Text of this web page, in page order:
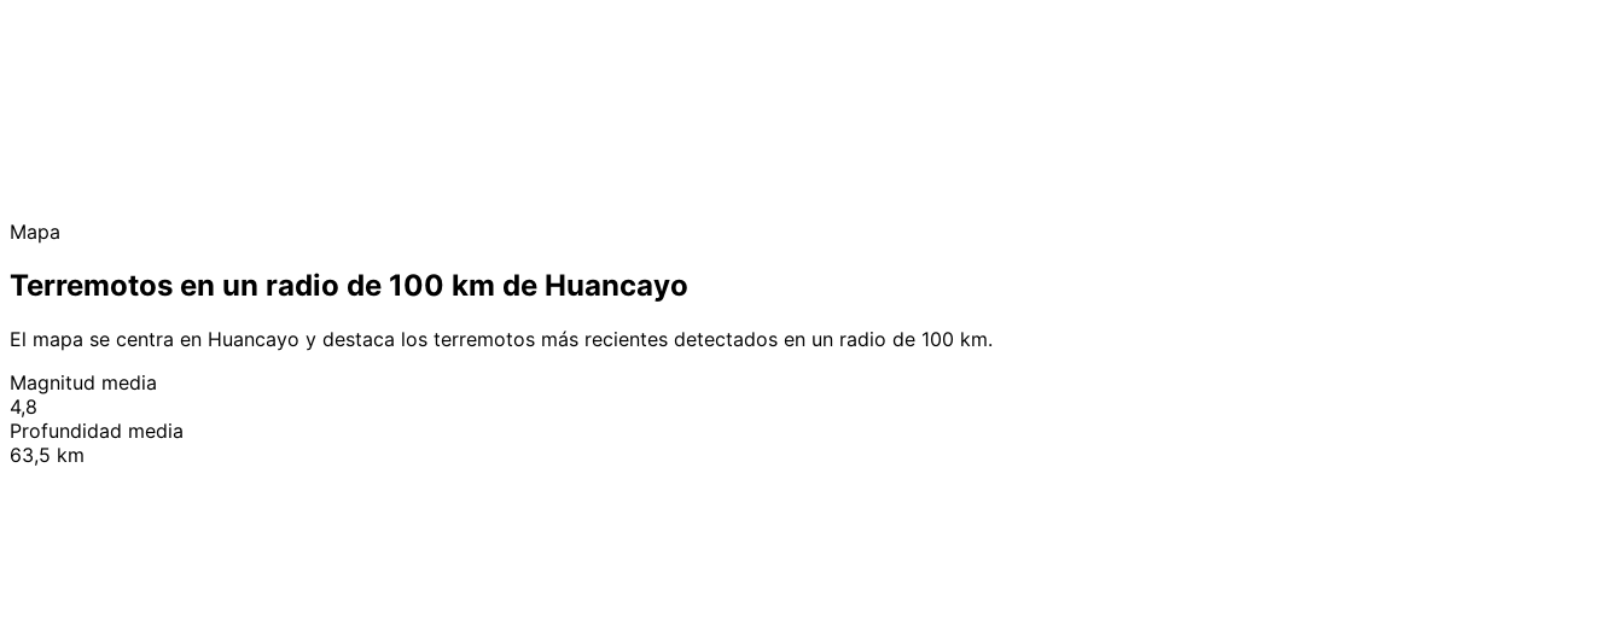
Mapa
Terremotos en un radio de 100 km de Huancayo
El mapa se centra en Huancayo y destaca los terremotos más recientes detectados en un radio de 100 km.
Magnitud media
4,8
Profundidad media
63,5 km